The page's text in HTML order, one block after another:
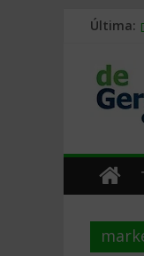
Última: